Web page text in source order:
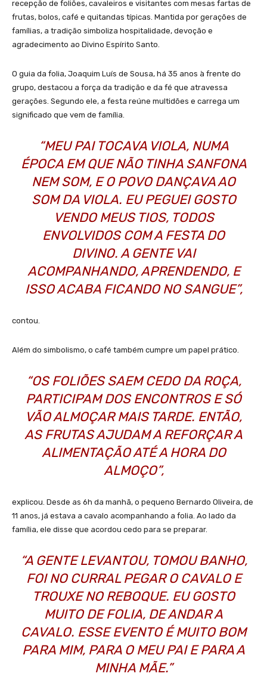
recepção de foliões, cavaleiros e visitantes com mesas fartas de
frutas, bolos, café e quitandas típicas. Mantida por gerações de
famílias, a tradição simboliza hospitalidade, devoção e
agradecimento ao Divino Espírito Santo.
O guia da folia, Joaquim Luís de Sousa, há 35 anos à frente do
grupo, destacou a força da tradição e da fé que atravessa
gerações. Segundo ele, a festa reúne multidões e carrega um
significado que vem de família.
“MEU PAI TOCAVA VIOLA, NUMA
ÉPOCA EM QUE NÃO TINHA SANFONA
NEM SOM, E O POVO DANÇAVA AO
SOM DA VIOLA. EU PEGUEI GOSTO
VENDO MEUS TIOS, TODOS
ENVOLVIDOS COM A FESTA DO
DIVINO. A GENTE VAI
ACOMPANHANDO, APRENDENDO, E
ISSO ACABA FICANDO NO SANGUE”,
contou.
Além do simbolismo, o café também cumpre um papel prático.
“OS FOLIÕES SAEM CEDO DA ROÇA,
PARTICIPAM DOS ENCONTROS E SÓ
VÃO ALMOÇAR MAIS TARDE. ENTÃO,
AS FRUTAS AJUDAM A REFORÇAR A
ALIMENTAÇÃO ATÉ A HORA DO
ALMOÇO”,
explicou. Desde as 6h da manhã, o pequeno Bernardo Oliveira, de
11 anos, já estava a cavalo acompanhando a folia. Ao lado da
família, ele disse que acordou cedo para se preparar.
“A GENTE LEVANTOU, TOMOU BANHO,
FOI NO CURRAL PEGAR O CAVALO E
TROUXE NO REBOQUE. EU GOSTO
MUITO DE FOLIA, DE ANDAR A
CAVALO. ESSE EVENTO É MUITO BOM
PARA MIM, PARA O MEU PAI E PARA A
MINHA MÃE.”